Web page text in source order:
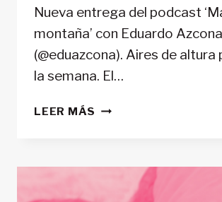
Nueva entrega del podcast
montaña’ con Eduardo Azcona
(@eduazcona). Aires de altura
la semana. El…
LEER MÁS ‘MALDITA